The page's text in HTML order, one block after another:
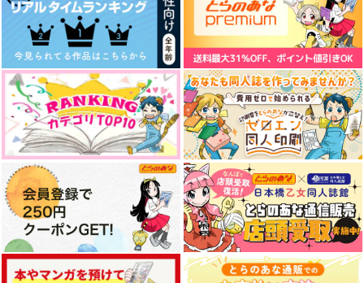
蛸の御曹司
DOPYU
220円
鳴海弦×保科宗四郎
この恋、はじめてええ
ですか？告白編
水溶性
275円（税込）
鳴海弦×保科宗四郎
すきなものさがし
鮮彩工房
944円 （税込）
鳴海弦×保科宗四郎
NRHS Illustration lo
g 2024-2026
有頂天一二三
専売 605円（税込）
怪獣8号
鳴海弦×保科宗四郎
サンプル
カート
シーラカンスは眠らな
い
点線
専売 1,257円（税込）
怪獣8号
鳴海弦×保科宗四郎
サンプル
カート
夢境に彷徨う星とコー
ヒー
点線
専売 1,257円（税込）
怪獣8号
鳴海弦×保科宗四郎
サンプル
カート